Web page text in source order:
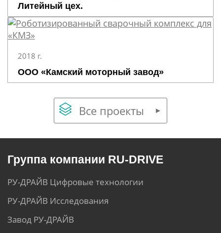
Литейный цех.
2018 г.
ООО «Камский моторный завод»
Все проекты
Группа компании RU-DRIVE
РУ-ДРАЙВ Цифровые технологии
РУ-ДРАЙВ Исследования
Завод РУ-ДРАЙВ